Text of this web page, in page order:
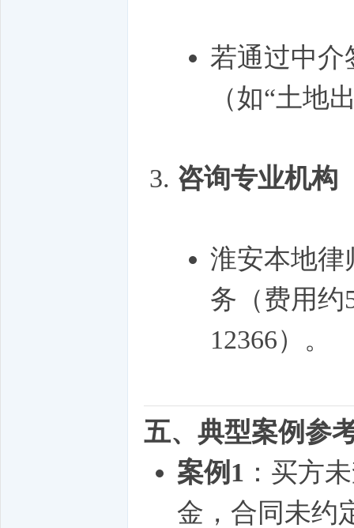
若通过中介
（如“土地
咨询专业机构
淮安本地律
务（费用约
12366）。
五、典型案例参
案例1 ：买方
金，合同未约